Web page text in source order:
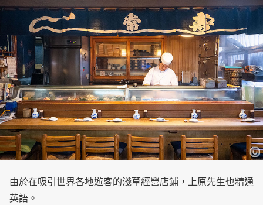
由於在吸引世界各地遊客的淺草經營店鋪，上原先生也精通
英語。